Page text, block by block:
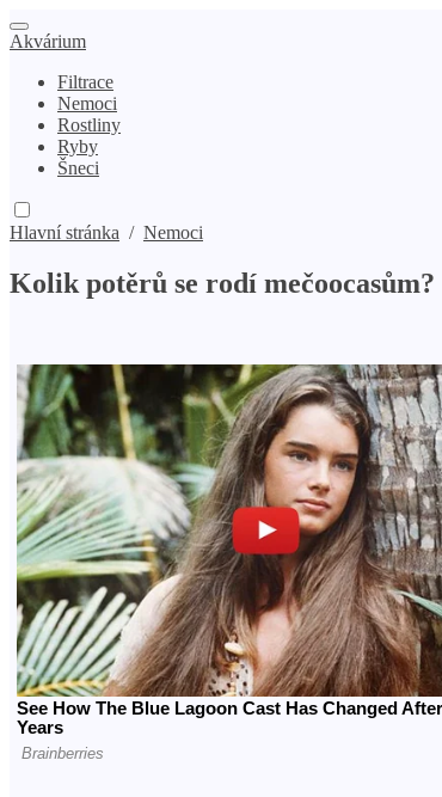
Akvárium
Filtrace
Nemoci
Rostliny
Ryby
Šneci
Hlavní stránka / Nemoci
Kolik potěrů se rodí mečoocasům?